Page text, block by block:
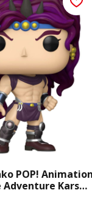
POP! Animation
Adventure Kars